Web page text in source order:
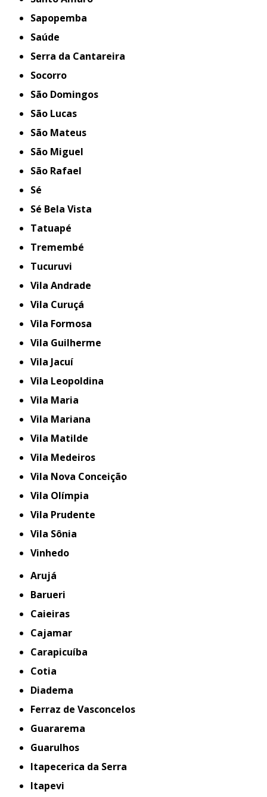
Sapopemba
Saúde
Serra da Cantareira
Socorro
São Domingos
São Lucas
São Mateus
São Miguel
São Rafael
Sé
Sé Bela Vista
Tatuapé
Tremembé
Tucuruvi
Vila Andrade
Vila Curuçá
Vila Formosa
Vila Guilherme
Vila Jacuí
Vila Leopoldina
Vila Maria
Vila Mariana
Vila Matilde
Vila Medeiros
Vila Nova Conceição
Vila Olímpia
Vila Prudente
Vila Sônia
Vinhedo
Arujá
Barueri
Caieiras
Cajamar
Carapicuíba
Cotia
Diadema
Ferraz de Vasconcelos
Guararema
Guarulhos
Itapecerica da Serra
Itapevi